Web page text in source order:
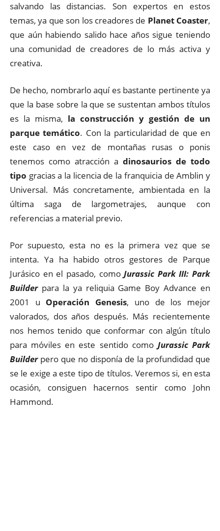
salvando las distancias. Son expertos en estos
temas, ya que son los creadores de Planet Coaster,
que aún habiendo salido hace años sigue teniendo
una comunidad de creadores de lo más activa y
creativa.
De hecho, nombrarlo aquí es bastante pertinente ya
que la base sobre la que se sustentan ambos títulos
es la misma, la construcción y gestión de un
parque temático. Con la particularidad de que en
este caso en vez de montañas rusas o ponis
tenemos como atracción a dinosaurios de todo
tipo gracias a la licencia de la franquicia de Amblin y
Universal. Más concretamente, ambientada en la
última saga de largometrajes, aunque con
referencias a material previo.
Por supuesto, esta no es la primera vez que se
intenta. Ya ha habido otros gestores de Parque
Jurásico en el pasado, comoJurassic Park III: Park
Builderpara la ya reliquia Game Boy Advance en
2001 u Operación Genesis, uno de los mejor
valorados, dos años después. Más recientemente
nos hemos tenido que conformar con algún título
para móviles en este sentido comoJurassic Park
Builderpero que no disponía de la profundidad que
se le exige a este tipo de títulos. Veremos si, en esta
ocasión, consiguen hacernos sentir como John
Hammond.